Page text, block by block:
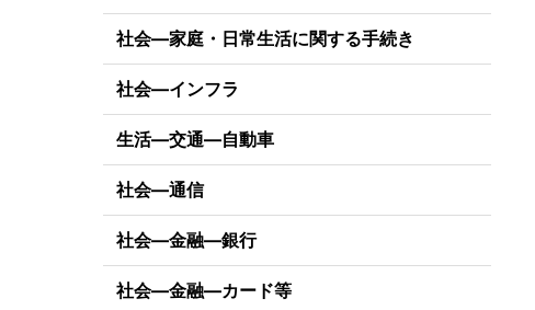
社会―家庭・日常生活に関する手続き
社会―インフラ
生活―交通―自動車
社会―通信
社会―金融―銀行
社会―金融―カード等